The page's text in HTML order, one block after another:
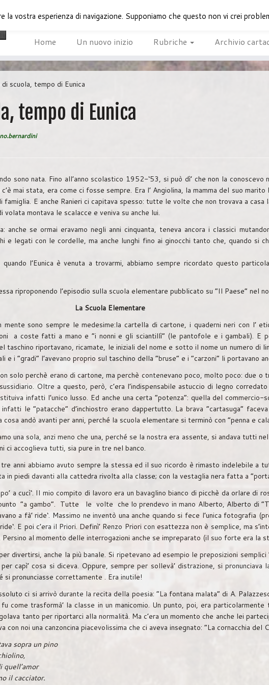
Home Un nuovo inizio Rubriche Archivio
scuola, tempo di Eunica
tempo di Eunica
sono nata. Fino all’anno scolastico 1952-‘53, si può dì’ che non la conoscevo
mai stata, era come ci fosse sempre. Era l’ Angiolina, la mamma del suo marito
famiglia. E anche Ranieri ci capitava spesso: tutte le volte che non trovava a casa
volata montava le scalacce e veniva su anche lui.
anche se ormai eravamo negli anni cinquanta, teneva ancora i classici
e legati con le cordelle, ma anche lunghi fino ai ginocchi tanto che, quando si
l’Eunica è venuta a trovarmi, abbiamo sempre ricordato questo
riproponendo l’episodio sulla scuola elementare pubblicato su “Il Paese” nel
La Scuola Elementare
mente sono sempre le medesime:la cartella di cartone, i quaderni neri con l’
a coste fatti a mano e “i nonni e gli sciantillì” (le pantofole e i gambali). E
taschino riportavano, ricamate, le iniziali del nome e sotto il nome un numero di
i “gradi” l’avevano proprio sul taschino della “bruse” e i “carzoni” li portavano
solo perchè erano di cartone, ma perchè contenevano poco, molto poco: due o
Oltre a questo, però, c’era l’indispensabile astuccio di legno
infatti l’unico lusso. Ed anche una certa “potenza”: quella del commercio-
le “patacche” d’inchiostro erano dappertutto. La brava “cartasuga”
andò avanti per anni, perché la scuola elementare si terminò con “penna e
una sola, anzi meno che una, perché se la nostra era assente, si andava tutti
ci accoglieva tutti, sia pure in tre nel banco.
anni abbiamo avuto sempre la stessa ed il suo ricordo è rimasto indelebile a
in piedi davanti alla cattedra rivolta alla classe; con la vestaglia nera fatta a
po’ a cucì‘. Il mio compito di lavoro era un bavaglino bianco di picchè da orlare
“a gambo“. Tutte le volte che lo prendevo in mano Alberto, Alberto di
a fà’ ride‘. Massimo ne inventò una anche quando si fece l’unica fotografia
E poi c’era il Priori. Definì’ Renzo Priori con esattezza non è semplice, ma
al momento delle interrogazioni anche se impreparato (il suo forte era la
divertirsi, anche la più banale. Si ripetevano ad esempio le preposizioni
capì’ cosa si diceva. Oppure, sempre per sollevà’ distrazione, si
si pronunciasse correttamente . Era inutile!
ci si arrivò durante la recita della poesia: “La fontana malata” di A.
come trasformà’ la classe in un manicomio. Un punto, poi, era
tanto per riportarci alla normalità. Ma c’era un momento che anche lei
con noi una canzoncina piacevolissima che ci aveva insegnato: “La cornacchia del
sopra un pino
quell’amor
il cacciator.
la vostra esperienza di navigazione. Supponiamo che questo non vi crei